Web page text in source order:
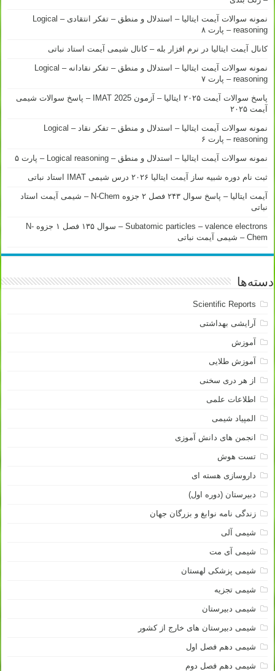
نمونه سوالات آیمت ایتالیا – استدلال و منطق – تفکر انتقادی – Logical
reasoning – پارت ۸
کانال آیمت ایتالیا در نرم افزار بله – کانال شیمی آیمت استاد نباتی
نمونه سوالات آیمت ایتالیا – استدلال و منطق – تفکر نقادانه – Logical
reasoning – پارت ۷
پاسخ سوالات آیمت ۲۰۲۵ ایتالیا – آزمون IMAT 2025 – پاسخ سوالات شیمی
آیمت ۲۰۲۵
نمونه سوالات آیمت ایتالیا – استدلال و منطق – تفکر نقاد – Logical
reasoning – پارت ۶
نمونه سوالات آیمت ایتالیا – استدلال و منطق – Logical reasoning – پارت ۵
ثبت نام دوره شبیه ساز آیمت ایتالیا ۲۰۲۶ درس شیمی IMAT استاد نباتی
آیمت ایتالیا – پاسخ سوال ۲۴۳ فصل ۲ جزوه N-Chem – شیمی آیمت استاد
نباتی
Subatomic particles – valence electrons – سوال ۱۳۵ فصل ۱ جزوه N-
Chem – شیمی آیمت نباتی
دسته‌ها
Scientific Reports
آرایشی بهداشتی
آموزش
آموزش طلایی
از هر دری سخنی
اطلاعات علمی
المپیاد شیمی
انجمن های دانش آموزی
تست هوش
داروسازی هسته ای
دبیرستان (دوره اول)
زندگی نامه نوابغ و بزرگان جهان
شیمی آلی
شیمی آی مت
شیمی پزشکی لهستان
شیمی تجزیه
شیمی دبیرستان
شیمی دبیرستان های خارج از کشور
شیمی دهم فصل اول
شیمی دهم فصل دوم